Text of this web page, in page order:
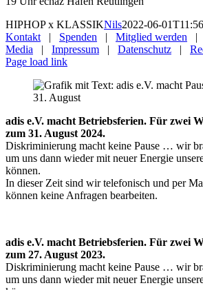
HIPHOP x KLASSIKNils2022-06-
Kontakt| Spenden | Mitglied werden |
Media | Impressum | Datenschutz |
Page load link
adis e.V. macht Betriebsferien. Für zwei
zum 31. August 2024.
Diskriminierung macht keine Pause … wir
um uns dann wieder mit neuer Energie
können.
In dieser Zeit sind wir telefonisch und per
können keine Anfragen bearbeiten.
adis e.V. macht Betriebsferien. Für zwei
zum 27. August 2023.
Diskriminierung macht keine Pause … wir
um uns dann wieder mit neuer Energie